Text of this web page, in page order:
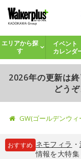
エリアから探
す
イベント
カレンダ
2026年の更新は
どう
GW(ゴールデンウィ
おすすめ ネモフィラ ・
情報を大特集